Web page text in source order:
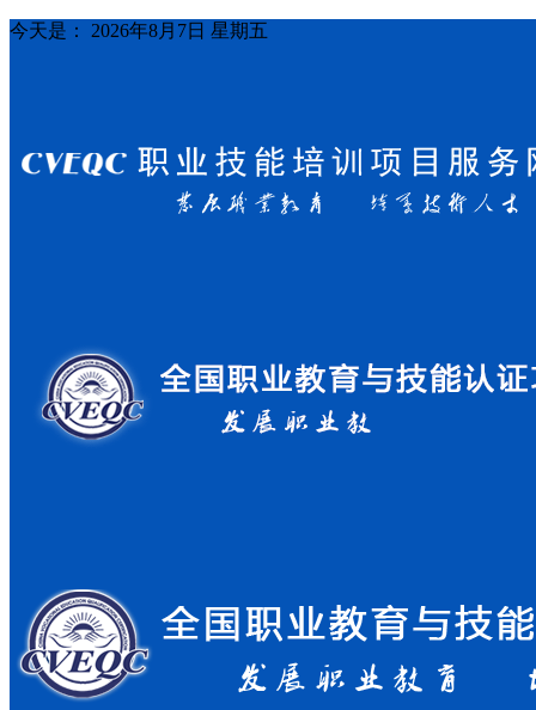
今天是： 2026年8月7日 星期五